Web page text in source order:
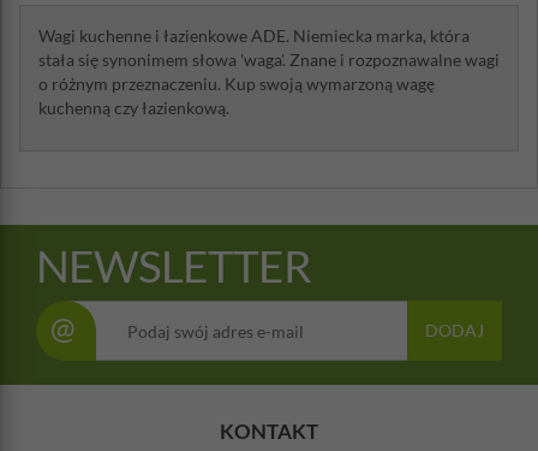
Wagi kuchenne i łazienkowe ADE. Niemiecka marka, która
stała się synonimem słowa 'waga'. Znane i rozpoznawalne wagi
o różnym przeznaczeniu. Kup swoją wymarzoną wagę
kuchenną czy łazienkową.
NEWSLETTER
@ DODAJ
KONTAKT